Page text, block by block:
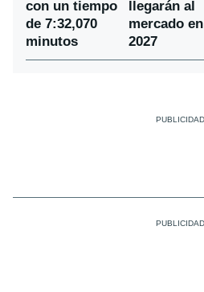
con un tiempo
de 7:32,070
minutos
llegarán al
mercado en
2027